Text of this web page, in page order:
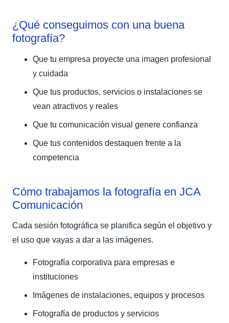
¿Qué conseguimos con una buena
fotografía?
Que tu empresa proyecte una imagen profesional
y cuidada
Que tus productos, servicios o instalaciones se
vean atractivos y reales
Que tu comunicación visual genere confianza
Que tus contenidos destaquen frente a la
competencia
Cómo trabajamos la fotografía en JCA
Comunicación
Cada sesión fotográfica se planifica según el objetivo y
el uso que vayas a dar a las imágenes.
Fotografía corporativa para empresas e
instituciones
Imágenes de instalaciones, equipos y procesos
Fotografía de productos y servicios